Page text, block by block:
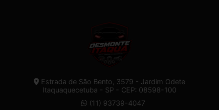
Estrada de São Bento, 3579 - Jardim Odete
Itaquaquecetuba - SP - CEP: 08598-100
(11) 93739-4047